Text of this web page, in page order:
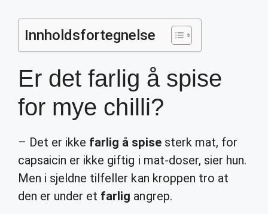
Innholdsfortegnelse
Er det farlig å spise
for mye chilli?
– Det er ikke farlig å spisesterk mat, for
capsaicin er ikke giftig i mat-doser, sier hun.
Men i sjeldne tilfeller kan kroppen tro at
den er under et farlig angrep.